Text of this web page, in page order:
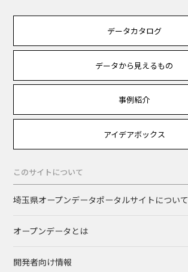
データカタログ
データから見えるもの
事例紹介
アイデアボックス
このサイトについて
埼玉県オープンデータポータルサイトについて
オープンデータとは
開発者向け情報